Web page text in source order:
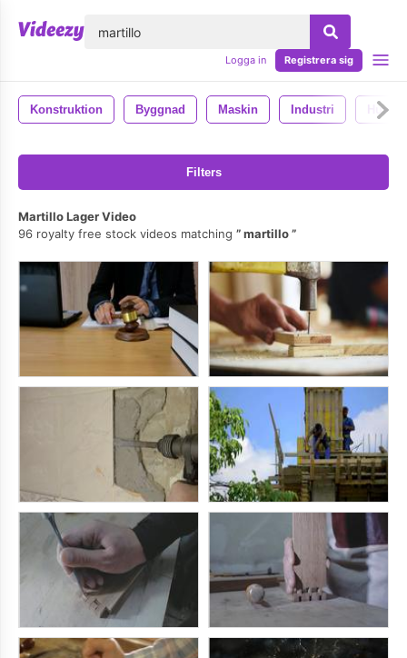
Logga in Registrera sig
Konstruktion Byggnad Maskin Industri Hus
Filters
Martillo Lager Video
96 royalty free stock videos matching
martillo